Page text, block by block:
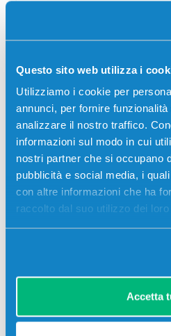
Questo sito web utilizza i
Utilizziamo i cookie per
annunci, per fornire
analizzare il nostro traffico.
informazioni sul modo in cui
nostri partner che si occupano
pubblicità e social media, i
con altre informazioni che ha
raccolto dal suo utilizzo dei
Accetta
Toner compatibile
T-2450E NERO
Compatibile Alta capacità
Codice:6AJ00000088.C
Toner compatibile Toshiba
24000 pagine per Stampanti:
Toshiba E-STUDIO 195I,
Aggiungi al
SCADE
02 18